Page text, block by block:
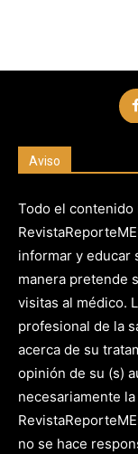
Aviso
Todo el
informar y educar
manera pretende
visitas al médico.
profesional de la
acerca de su
opinión de su (s)
necesariamente
no se hace